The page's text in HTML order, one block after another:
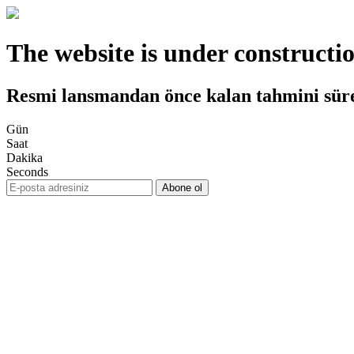
The website is under
Resmi lansmandan önce kalan tahmini
Gün
Saat
Dakika
Seconds